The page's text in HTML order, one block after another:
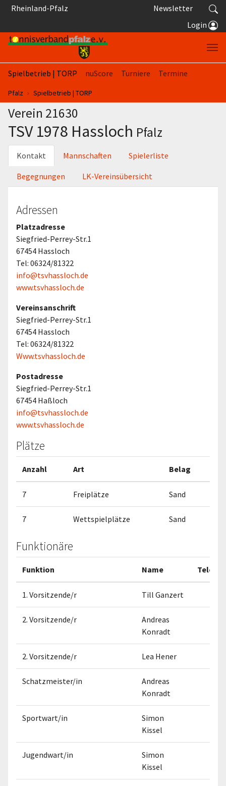
Springe zum Seiteninhalt
Rheinland-Pfalz
Newsletter
Login
Spielbetrieb | TORP nuScore Turniere
Termine
Sie sind hier:
Pfalz Spielbetrieb | TORP
Verein 21630
TSV 1978 Hassloch Pfalz
Kontakt Mannschaften Spielerliste
Begegnungen LK-Vereinsübersicht
Adressen
Platzadresse
Siegfried-Perrey-Str.1
67454 Hassloch
Tel: 06324/81322
info@tsvhassloch.de
www.tsvhassloch.de
Vereinsanschrift
Siegfried-Perrey-Str.1
67454 Hassloch
Tel: 06324/81322
Www.tsvhassloch.de
Postadresse
Siegfried-Perrey-Str.1
67454 Haßloch
info@tsvhassloch.de
www.tsvhassloch.de
Plätze
Anzahl Art Belag
7 Freiplätze Sand
7 Wettspielplätze Sand
Funktionäre
Funktion Name Telefon
1. Vorsitzende/r Till Ganzert
2. Vorsitzende/r
Andreas
Konradt
2. Vorsitzende/r Lea Hener
Schatzmeister/in
Andreas
Konradt
Sportwart/in
Simon
Kissel
Jugendwart/in
Simon
Kissel